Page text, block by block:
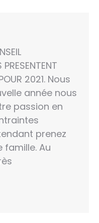
2021. Nous
année nous
passion en
prenez
famille. Au